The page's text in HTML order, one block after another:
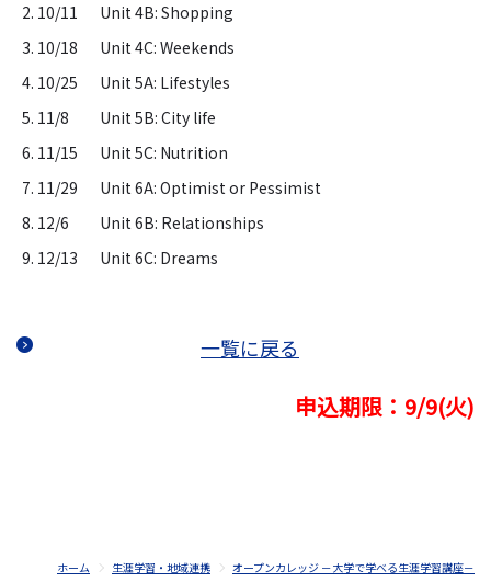
2. 10/11
Unit 4B: Shopping
3. 10/18
Unit 4C: Weekends
4. 10/25
Unit 5A: Lifestyles
5. 11/8
Unit 5B: City life
6. 11/15
Unit 5C: Nutrition
7. 11/29
Unit 6A: Optimist or Pessimist
8. 12/6
Unit 6B: Relationships
9. 12/13
Unit 6C: Dreams
一覧に戻る
申込期限：9/9(火)
ホーム 生涯学習・地域連携
オープンカレッジ －大学で学べる生涯学習講座－